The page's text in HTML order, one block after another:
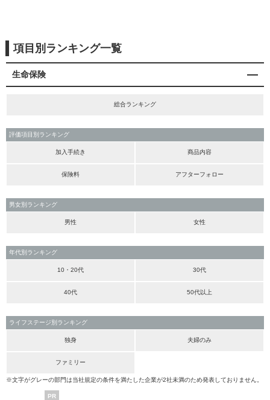
項目別ランキング一覧
生命保険
総合ランキング
評価項目別ランキング
加入手続き 商品内容
保険料 アフターフォロー
男女別ランキング
男性 女性
年代別ランキング
10・20代 30代
40代 50代以上
ライフステージ別ランキング
独身 夫婦のみ
ファミリー
※文字がグレーの部門は当社規定の条件を満たした企業が2社未満のため発表しておりません。
PR